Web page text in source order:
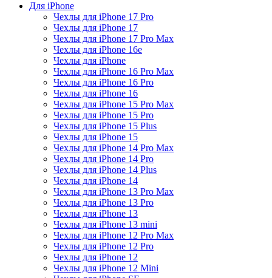
Для iPhone
Чехлы для iPhone 17 Pro
Чехлы для iPhone 17
Чехлы для iPhone 17 Pro Max
Чехлы для iPhone 16e
Чехлы для iPhone
Чехлы для iPhone 16 Pro Max
Чехлы для iPhone 16 Pro
Чехлы для iPhone 16
Чехлы для iPhone 15 Pro Max
Чехлы для iPhone 15 Pro
Чехлы для iPhone 15 Plus
Чехлы для iPhone 15
Чехлы для iPhone 14 Pro Max
Чехлы для iPhone 14 Pro
Чехлы для iPhone 14 Plus
Чехлы для iPhone 14
Чехлы для iPhone 13 Pro Max
Чехлы для iPhone 13 Pro
Чехлы для iPhone 13
Чехлы для iPhone 13 mini
Чехлы для iPhone 12 Pro Max
Чехлы для iPhone 12 Pro
Чехлы для iPhone 12
Чехлы для iPhone 12 Mini